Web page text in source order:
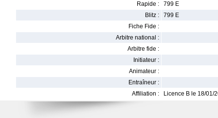
Rapide :
799 E
Blitz :
799 E
Fiche Fide :
Arbitre national :
Arbitre fide :
Initiateur :
Animateur :
Entraîneur :
Affiliation :
Licence B le 18/01/